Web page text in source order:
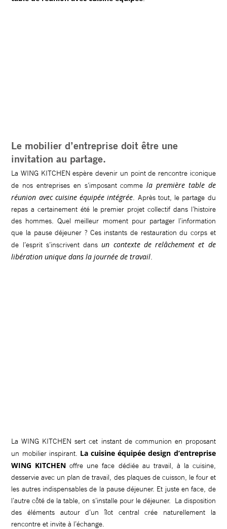
Le mobilier d’entreprise doit être une
invitation au partage.
La WING KITCHEN espère devenir un point de rencontre iconique
de nos entreprises en s’imposant commela première table de
réunion avec cuisine équipée intégrée. Après tout, le partage du
repas a certainement été le premier projet collectif dans l’histoire
des hommes. Quel meilleur moment pour partager l’information
que la pause déjeuner ? Ces instants de restauration du corps et
de l’esprit s’inscrivent dansun contexte de relâchement et de
libération unique dans la journée de travail.
La WING KITCHEN sert cet instant de communion en proposant
un mobilier inspirant. La cuisine équipée design d’entreprise
WING KITCHEN offre une face dédiée au travail, à la cuisine,
desservie avec un plan de travail, des plaques de cuisson, le four et
les autres indispensables de la pause déjeuner. Et juste en face, de
l’autre côté de la table, on s’installe pour le déjeuner. La disposition
des éléments autour d’un îlot central crée naturellement la
rencontre et invite à l’échange.